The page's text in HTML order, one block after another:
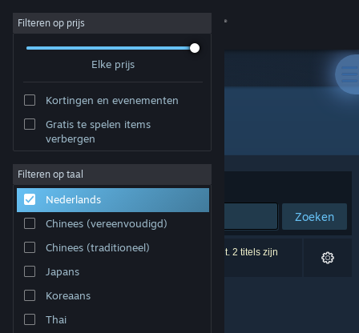
Inloggen
Community
Over
Ondersteuning
Taal wijzigen
Download de mobiele Steam-app
Desktopwebsite weergeven
Filteren op prijs
Elke prijs
Kortingen en evenementen
Gratis te spelen items
verbergen
Filteren op taal
Nederlands
Chinees (vereenvoudigd)
Chinees (traditioneel)
Japans
Koreaans
Thai
Ontwikkelaar: Muikkumedia Oy
Sorteren op Relevantie
Zoeken
0 resultaten komen overeen met je zoekopdracht. 2 titels zijn
uitgesloten op basis van je voorkeuren.